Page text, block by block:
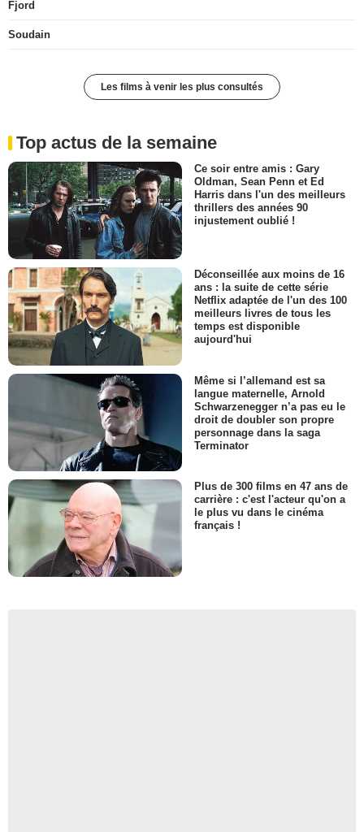
Fjord
Soudain
Les films à venir les plus consultés
Top actus de la semaine
Ce soir entre amis : Gary
Oldman, Sean Penn et Ed
Harris dans l'un des meilleurs
thrillers des années 90
injustement oublié !
Déconseillée aux moins de 16
ans : la suite de cette série
Netflix adaptée de l'un des 100
meilleurs livres de tous les
temps est disponible
aujourd'hui
Même si l’allemand est sa
langue maternelle, Arnold
Schwarzenegger n’a pas eu le
droit de doubler son propre
personnage dans la saga
Terminator
Plus de 300 films en 47 ans de
carrière : c'est l'acteur qu'on a
le plus vu dans le cinéma
français !